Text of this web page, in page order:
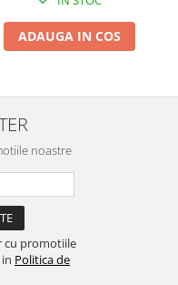
ADAUGA IN COS
noastre
cu promotiile
Politica de